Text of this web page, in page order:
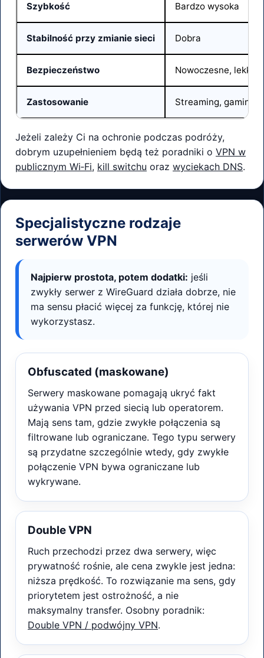
Szybkość Bardzo wysoka
Stabilność przy zmianie sieci Dobra
Bezpieczeństwo Nowoczesne, lekkie
Zastosowanie Streaming, gaming,
Jeżeli zależy Ci na ochronie podczas podróży,
dobrym uzupełnieniem będą też poradniki o VPN w
publicznym Wi‑Fi, kill switchu oraz wyciekach DNS.
Specjalistyczne rodzaje
serwerów VPN
Najpierw prostota, potem dodatki: jeśli
zwykły serwer z WireGuard działa dobrze, nie
ma sensu płacić więcej za funkcję, której nie
wykorzystasz.
Obfuscated (maskowane)
Serwery maskowane pomagają ukryć fakt
używania VPN przed siecią lub operatorem.
Mają sens tam, gdzie zwykłe połączenia są
filtrowane lub ograniczane. Tego typu serwery
są przydatne szczególnie wtedy, gdy zwykłe
połączenie VPN bywa ograniczane lub
wykrywane.
Double VPN
Ruch przechodzi przez dwa serwery, więc
prywatność rośnie, ale cena zwykle jest jedna:
niższa prędkość. To rozwiązanie ma sens, gdy
priorytetem jest ostrożność, a nie
maksymalny transfer. Osobny poradnik:
Double VPN / podwójny VPN.